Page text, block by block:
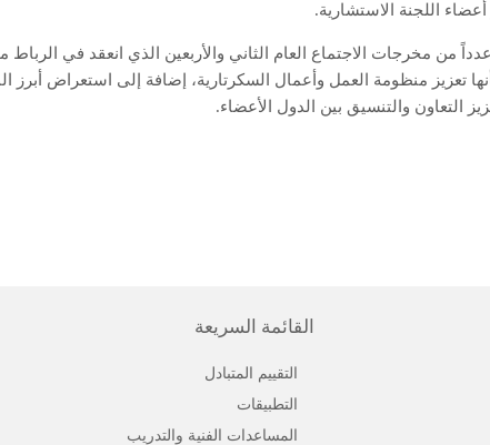
اللجنة الاستشارية.
من مخرجات الاجتماع العام الثاني والأربعين الذي انعقد في
تعزيز منظومة العمل وأعمال السكرتارية، إضافة إلى استعراض
التعاون والتنسيق بين الدول الأعضاء.
القائمة السريعة
التقييم المتبادل
التطبيقات
المساعدات الفنية والتدريب